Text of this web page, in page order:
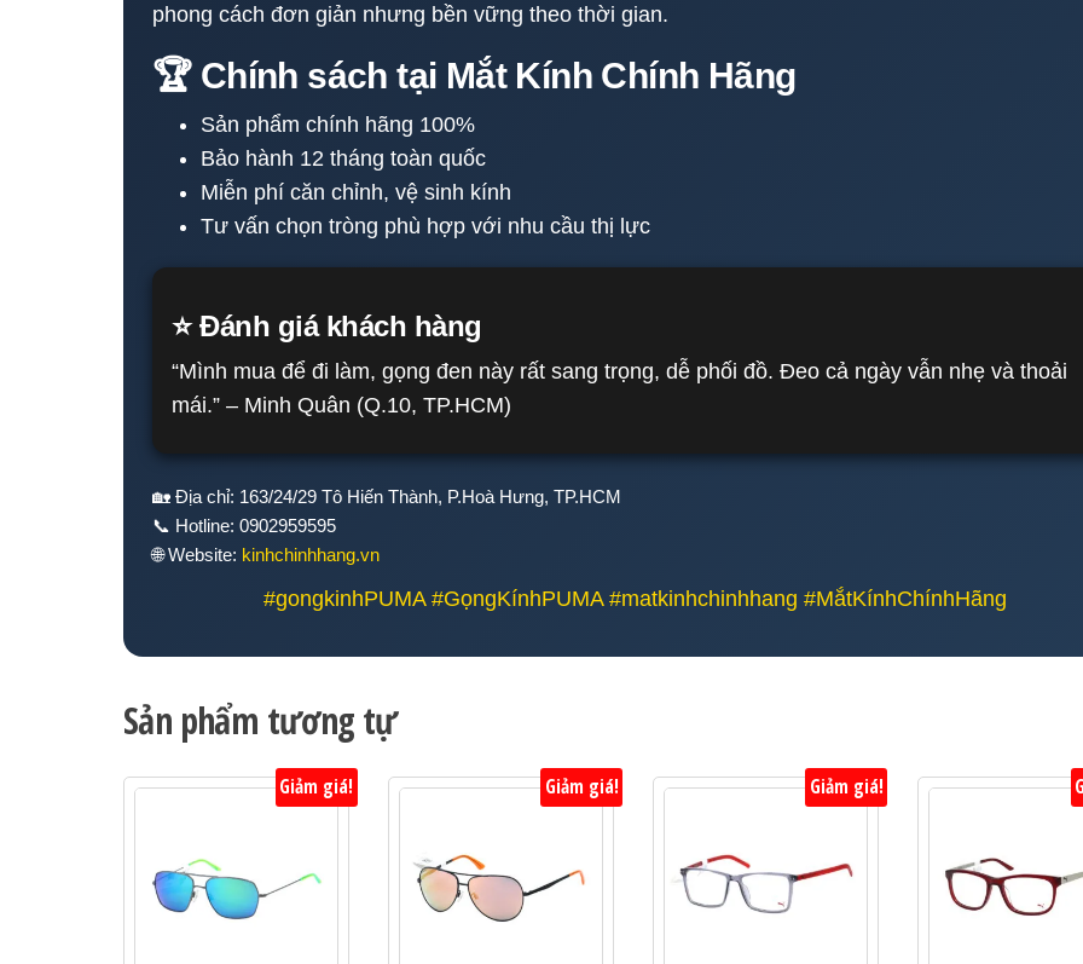
phong cách đơn giản nhưng bền vững theo thời gian.
🏆 Chính sách tại Mắt Kính Chính Hãng
Sản phẩm chính hãng 100%
Bảo hành 12 tháng toàn quốc
Miễn phí căn chỉnh, vệ sinh kính
Tư vấn chọn tròng phù hợp với nhu cầu thị lực
⭐ Đánh giá khách hàng
“Mình mua để đi làm, gọng đen này rất sang trọng, dễ phối đồ. Đeo cả ngày vẫn nhẹ và thoải
mái.” – Minh Quân (Q.10, TP.HCM)
🏡 Địa chỉ: 163/24/29 Tô Hiến Thành, P.Hoà Hưng, TP.HCM
📞 Hotline: 0902959595
🌐 Website: kinhchinhhang.vn
#gongkinhPUMA #GọngKínhPUMA #matkinhchinhhang #MắtKínhChínhHãng
Sản phẩm tương tự
Giảm giá! Giảm giá! Giảm giá!